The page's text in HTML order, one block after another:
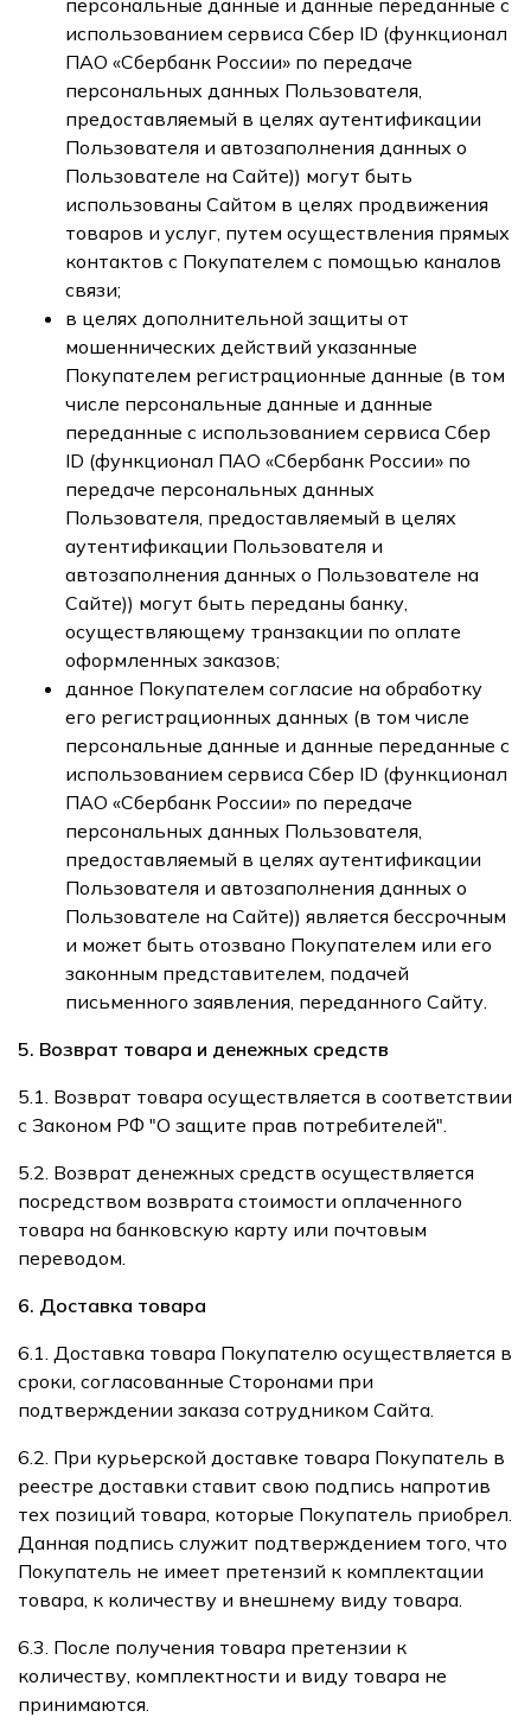
использованием сервиса Сбер ID (функционал
ПАО «Сбербанк России» по передаче
персональных данных Пользователя,
предоставляемый в целях аутентификации
Пользователя и автозаполнения данных о
Пользователе на Сайте)) могут быть
использованы Сайтом в целях продвижения
товаров и услуг, путем осуществления прямых
контактов с Покупателем с помощью каналов
связи;
в целях дополнительной защиты от
мошеннических действий указанные
Покупателем регистрационные данные (в том
числе персональные данные и данные
переданные с использованием сервиса Сбер
ID (функционал ПАО «Сбербанк России» по
передаче персональных данных
Пользователя, предоставляемый в целях
аутентификации Пользователя и
автозаполнения данных о Пользователе на
Сайте)) могут быть переданы банку,
осуществляющему транзакции по оплате
оформленных заказов;
данное Покупателем согласие на обработку
его регистрационных данных (в том числе
персональные данные и данные переданные с
использованием сервиса Сбер ID (функционал
ПАО «Сбербанк России» по передаче
персональных данных Пользователя,
предоставляемый в целях аутентификации
Пользователя и автозаполнения данных о
Пользователе на Сайте)) является бессрочным
и может быть отозвано Покупателем или его
законным представителем, подачей
письменного заявления, переданного Сайту.
5. Возврат товара и денежных средств
5.1. Возврат товара осуществляется в соответствии
с Законом РФ "О защите прав потребителей".
5.2. Возврат денежных средств осуществляется
посредством возврата стоимости оплаченного
товара на банковскую карту или почтовым
переводом.
6. Доставка товара
6.1. Доставка товара Покупателю осуществляется в
сроки, согласованные Сторонами при
подтверждении заказа сотрудником Сайта.
6.2. При курьерской доставке товара Покупатель в
реестре доставки ставит свою подпись напротив
тех позиций товара, которые Покупатель приобрел.
Данная подпись служит подтверждением того, что
Покупатель не имеет претензий к комплектации
товара, к количеству и внешнему виду товара.
6.3. После получения товара претензии к
количеству, комплектности и виду товара не
принимаются.